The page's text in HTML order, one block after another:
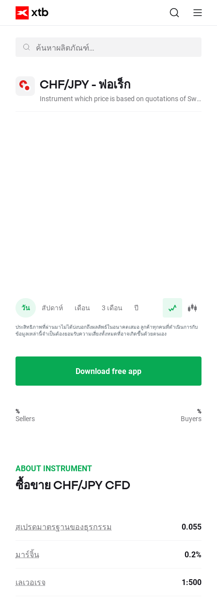
CHF/JPY - ฟอเร็ก
Instrument which price is based on quotations of Swiss Frank to Japanese Jen on the interbank market.
วัน สัปดาห์ เดือน 3 เดือน ปี
ประสิทธิภาพที่ผ่านมาไม่ได้บ่งบอกถึงผลลัพธ์ในอนาคตเสมอ ลูกค้าทุกคนที่ดำเนินการกับ
ข้อมูลเหล่านี้จำเป็นต้องยอมรับความเสี่ยงทั้งหมดที่อาจเกิดขึ้นด้วยตนเอง
Download free app
%
Sellers
%
Buyers
ABOUT INSTRUMENT
ซื้อขาย CHF/JPY CFD
สเปรดมาตรฐานของธุรกรรม 0.055
มาร์จิ้น 0.2%
เลเวอเรจ 1:500